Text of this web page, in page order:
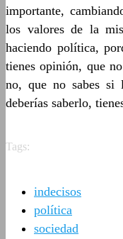
importante,
los valores de la
haciendo política,
tienes opinión, que
no, que no sabes
deberías saberlo,
Tags:
indecisos
política
sociedad